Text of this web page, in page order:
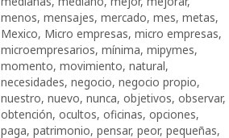
menos, mensajes, mercado, mes, metas,
Mexico, Micro empresas, micro empresas,
microempresarios, mínima, mipymes,
momento, movimiento, natural,
necesidades, negocio, negocio propio,
nuestro, nuevo, nunca, objetivos, observar,
obtención, ocultos, oficinas, opciones,
paga, patrimonio, pensar, peor, pequeñas,